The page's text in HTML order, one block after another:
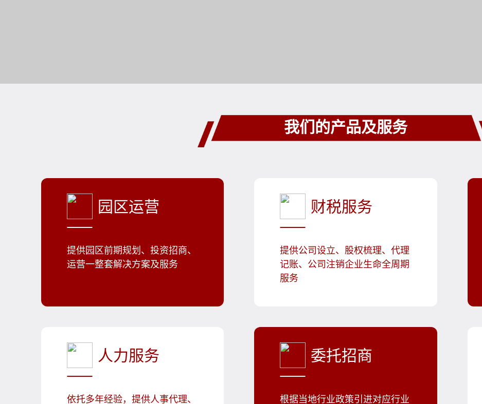
我们的产品及服务
园区运营
提供园区前期规划、投资招商、
运营一整套解决方案及服务
财税服务
提供公司设立、股权梳理、代理
记账、公司注销企业生命全周期
服务
人力服务
依托多年经验，提供人事代理、
委托招商
根据当地行业政策引进对应行业